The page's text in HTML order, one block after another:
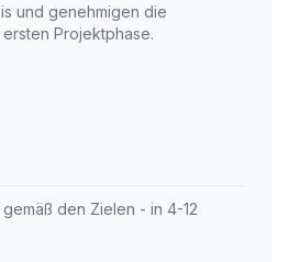
und genehmigen die
Projektphase.
den Zielen - in 4-12